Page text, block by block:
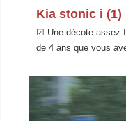
Kia stonic i (1)
☑ Une décote assez
de 4 ans que vous